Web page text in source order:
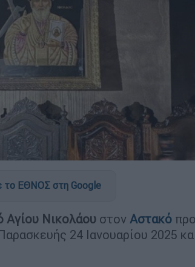
το ΕΘΝΟΣ στη Google
Αγίου Νικολάου στον Αστακό
24 Ιανουαρίου 2025